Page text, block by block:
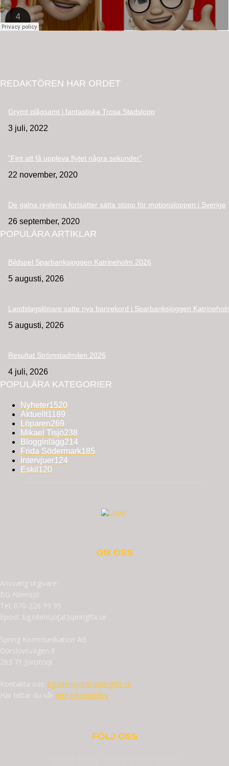
REDAKTÖREN HAR ORDET
Grymt plågsamt i fantastiska Trosa Stadslopp
3 juli, 2022
”Fint att få uppleva flytet några sekunder”
22 november, 2020
De galna reglerna fortsätter sätta stopp för motionsloppen i Sverige
26 september, 2020
POPULÄRA ARTIKLAR
Bildspel Sparbanksjoggen Katrineholm 2026
5 augusti, 2026
Landslagslöpare satte nya banrekord i Sparbanksjoggen
5 augusti, 2026
Resultat Strömstadmilen 2026
4 juli, 2026
POPULÄRA KATEGORIER
Nyheter1520
Aktuellt1189
Löparen269
Mikael Tisjö238
Blogginlägg214
Frida Södermark185
Intervjuer124
Eskil 120
OM OSS
Ansvarig utgivare:
BG Nilensjö
Tel: 070-226 99 95
Epost: bg.nilensjo[at]springlfa.se
Spring Kommunikation AB
Görslövsvägen 8
263 71 Jonstorp
Kontakta oss: bg.nilensjo[at]springlfa.se
Här hittar du vår Integritetspolicy
FÖLJ OSS